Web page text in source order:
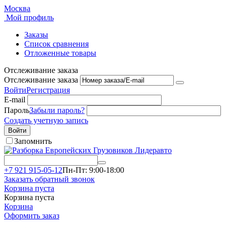
Москва
Мой профиль
Заказы
Список сравнения
Отложенные товары
Отслеживание заказа
Отслеживание заказа
ВойтиРегистрация
E-mail
ПарольЗабыли пароль?
Создать учетную запись
Войти
Запомнить
+7 921 915-05-12Пн-Пт: 9:00-18:00
Заказать обратный звонок
Корзина пуста
Корзина пуста
Корзина
Оформить заказ